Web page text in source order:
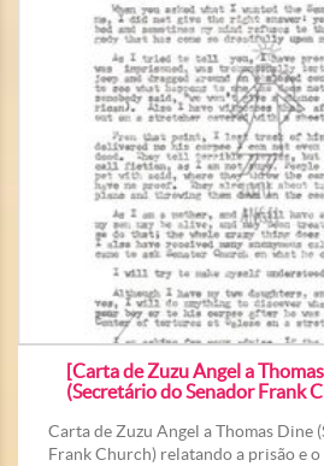
[Carta de Zuzu Angel a
(Secretário do Senador Frank
Carta de Zuzu Angel a Thomas Dine
Frank Church) relatando a prisão e